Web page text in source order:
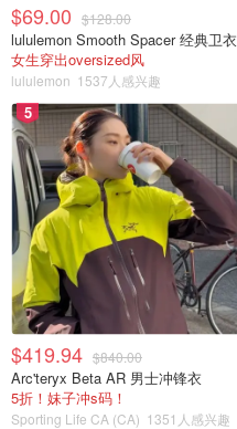
$69.00 $128.00
lululemon Smooth Spacer 经典卫衣
女生穿出oversized风
lululemon 1537人感兴趣
5
$419.94 $840.00
Arc'teryx Beta AR 男士冲锋衣
5折！妹子冲s码！
Sporting Life CA (CA) 1351人感兴趣